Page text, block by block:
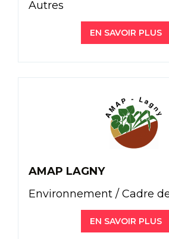
Autres
EN SAVOIR PLUS
AMAP LAGNY
Environnement / Cadre
EN SAVOIR PLUS